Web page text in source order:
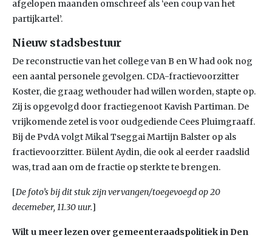
afgelopen maanden omschreef als ‘een coup van het
partijkartel’.
Nieuw stadsbestuur
De reconstructie van het college van B en W had ook nog
een aantal personele gevolgen. CDA-fractievoorzitter
Koster, die graag wethouder had willen worden, stapte op.
Zij is opgevolgd door fractiegenoot Kavish Partiman. De
vrijkomende zetel is voor oudgediende Cees Pluimgraaff.
Bij de PvdA volgt Mikal Tseggai Martijn Balster op als
fractievoorzitter. Bülent Aydin, die ook al eerder raadslid
was, trad aan om de fractie op sterkte te brengen.
[De foto’s bij dit stuk zijn vervangen/toegevoegd op 20
decemeber, 11.30 uur.]
Wilt u meer lezen over gemeenteraadspolitiek in Den